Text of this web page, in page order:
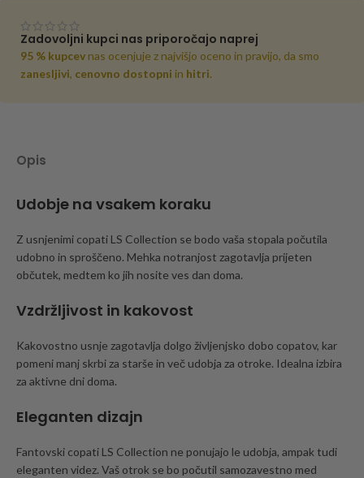
Zadovoljni kupci nas priporočajo naprej
95 % kupcev nas ocenjuje z najvišjo oceno in pravijo, da smo
zanesljivi, cenovno dostopni in hitri.
Opis
Udobje na vsakem koraku
Z usnjenimi copati LS Collection se bodo vaša stopala počutila
udobno in sproščeno. Mehka notranjost zagotavlja prijeten
občutek, medtem ko jih nosite ves dan doma.
Vzdržljivost in kakovost
Kakovostno usnje zagotavlja dolgo življenjsko dobo copatov, kar
pomeni manj skrbi za starše in več udobja za otroke. Idealna izbira
za aktivne dni doma.
Eleganten dizajn
Fantovski copati LS Collection ne ponujajo le udobja, ampak tudi
eleganten videz. Vaš otrok se bo počutil samozavestno med